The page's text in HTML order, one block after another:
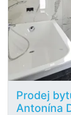
Prodej
Antonína